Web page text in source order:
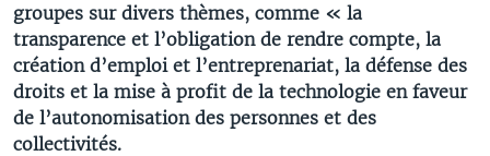
groupes sur divers thèmes, comme « la
transparence et l’obligation de rendre compte, la
création d’emploi et l’entreprenariat, la défense des
droits et la mise à profit de la technologie en faveur
de l’autonomisation des personnes et des
collectivités.